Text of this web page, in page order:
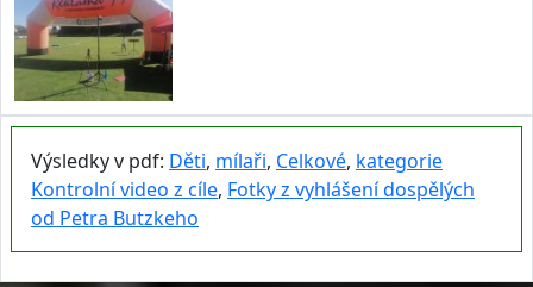
Výsledky v pdf: Děti, mílaři, Celkové, kategorie
Kontrolní video z cíle, Fotky z vyhlášení dospělých
od Petra Butzkeho